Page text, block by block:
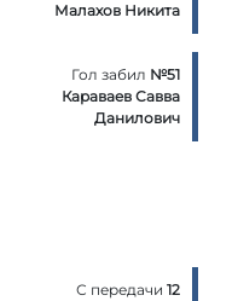
Малахов Никита
Гол забил №51
Караваев Савва
Данилович
С передачи12